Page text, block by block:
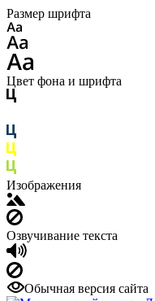
Размер шрифта
Цвет фона и шрифта
Изображения
Озвучивание текста
Обычная версия сайта